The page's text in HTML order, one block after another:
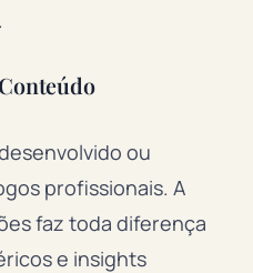
ou
profissionais. A
faz toda diferença
e insights